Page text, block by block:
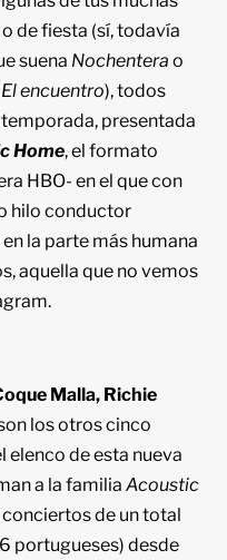
de fiesta (sí, todavía
suena Nochentera o
El encuentro), todos
presentada
Home, el formato
HBO- en el que con
hilo conductor
la parte más humana
aquella que no vemos
Malla, Richie
los otros cinco
de esta nueva
a la familia Acoustic
de un total
portugueses) desde